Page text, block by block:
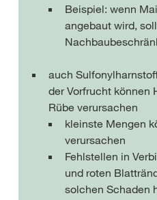
Beispiel: wenn
angebaut wird,
auch
der Vorfrucht können
Rübe verursachen
kleinste Mengen
verursachen
Fehlstellen in
und roten
solchen Schaden